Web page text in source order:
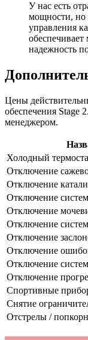
У нас есть
мощности, но
управления
надежность
Цены
обеспечения Stage
менеджером.
Холодный
Отключение
Отключение
Отключение
Отключение
Отключение
Отключение
Отключение
Отключение
Отключение
Спортивные
Снятие
Отстрелы / попкорн